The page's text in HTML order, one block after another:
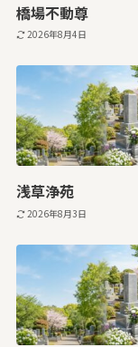
橋場不動尊
2026年8月4日
浅草浄苑
2026年8月3日